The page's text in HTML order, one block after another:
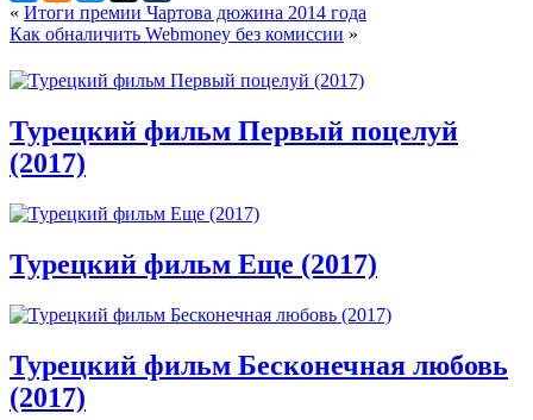
« Итоги премии Чартова дюжина 2014 года
Как обналичить Webmoney без комиссии »
Турецкий фильм Первый поцелуй
(2017)
Турецкий фильм Еще (2017)
Турецкий фильм Бесконечная любовь
(2017)